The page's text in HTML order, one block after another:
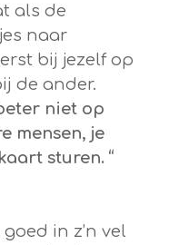
als de
naar
bij jezelf op
de ander.
niet op
mensen, je
sturen. “
in z’n vel